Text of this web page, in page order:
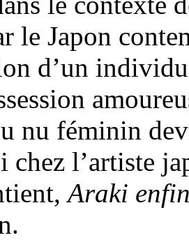
le Japon
d’un
nu féminin
chez l’artiste
Araki